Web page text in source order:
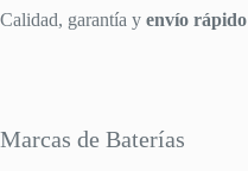
Calidad, garantía y envío rápido
Marcas de Baterías